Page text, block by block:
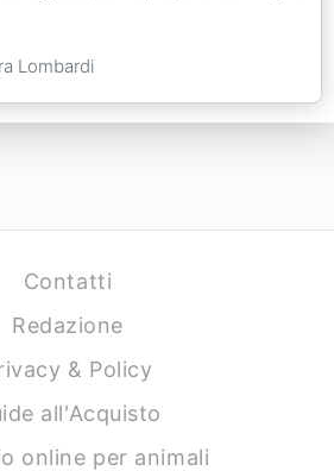
Lombardi
Contatti
Redazione
& Policy
all'Acquisto
online per animali